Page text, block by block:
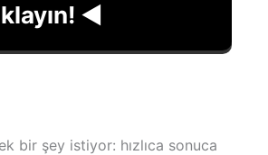
◀
bir şey istiyor: hızlıca sonuca